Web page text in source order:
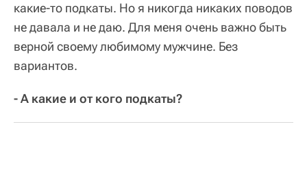
какие-то подкаты. Но я никогда никаких поводов
не давала и не даю. Для меня очень важно быть
верной своему любимому мужчине. Без
вариантов.
- А какие и от кого подкаты?